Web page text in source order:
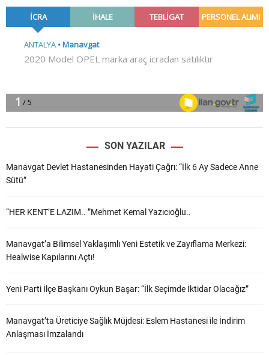
SON YAZILAR
Manavgat Devlet Hastanesinden Hayati Çağrı: “İlk 6 Ay Sadece Anne
Sütü”
“HER KENT’E LAZIM.. ”Mehmet Kemal Yazıcıoğlu..
Manavgat’a Bilimsel Yaklaşımlı Yeni Estetik ve Zayıflama Merkezi:
Healwise Kapılarını Açtı!
Yeni Parti İlçe Başkanı Oykun Başar: “İlk Seçimde İktidar Olacağız”
Manavgat’ta Üreticiye Sağlık Müjdesi: Eslem Hastanesi ile İndirim
Anlaşması İmzalandı